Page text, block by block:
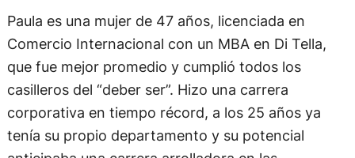
Paula es una mujer de 47 años, licenciada en
Comercio Internacional con un MBA en Di Tella,
que fue mejor promedio y cumplió todos los
casilleros del “deber ser”. Hizo una carrera
corporativa en tiempo récord, a los 25 años ya
tenía su propio departamento y su potencial